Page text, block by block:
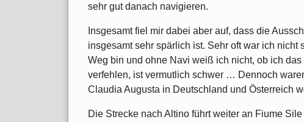
sehr gut danach navigieren.
Insgesamt fiel mir dabei aber auf, dass die
insgesamt sehr spärlich ist. Sehr oft war ich nicht
Weg bin und ohne Navi weiß ich nicht, ob ich
verfehlen, ist vermutlich schwer … Dennoch
Claudia Augusta in Deutschland und Österreich
Die Strecke nach Altino führt weiter an Fiume